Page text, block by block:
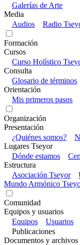
Galerías de Arte
Media
Audios
Radio
Formación
Cursos
Curso Holístico
Consulta
Glosario de términos
Orientación
Mis primeros pasos
Organización
Presentación
¿Quiénes somos?
Lugares Tseyor
Dónde estamos
Estructura
Asociación Tseyor
Mundo Armónico
Comunidad
Equipos y usuarios
Equipos
Usuarios
Publicaciones
Documentos y archivos